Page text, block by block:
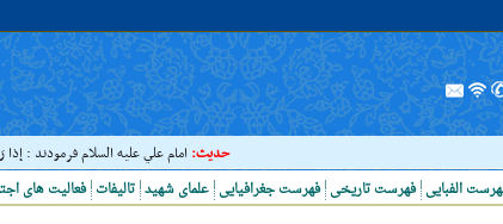
حدیث:امام علي عليه السلام فرمودند : إذا
فعالیت های تالیفات علمای شهید فهرست جغرافیایی فهرست تاریخی الفبایی